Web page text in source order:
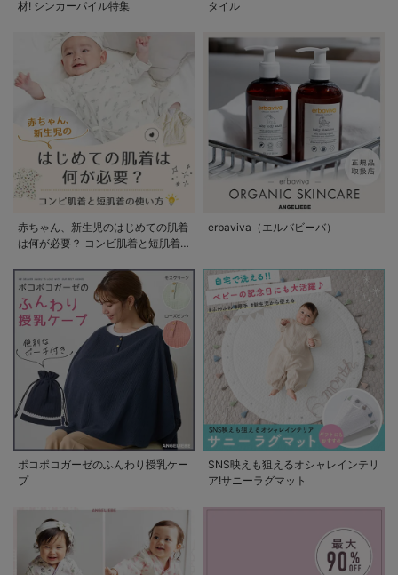
材! シンカーパイル特集 タイル
赤ちゃん、新生児のはじめての肌着
は何が必要？ コンビ肌着と短肌着
erbaviva（エルバビーバ）
ポコポコガーゼのふんわり授乳ケー
プ
SNS映えも狙えるオシャレインテリ
ア!サニーラグマット